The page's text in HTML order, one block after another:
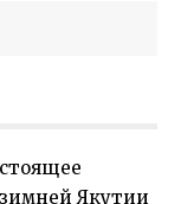
Якутии